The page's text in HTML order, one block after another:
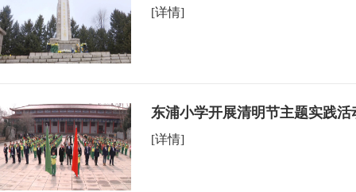
[详情]
东浦小学开展清明节主题实践活
[详情]